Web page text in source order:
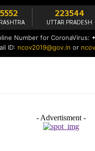
- Advertisment -